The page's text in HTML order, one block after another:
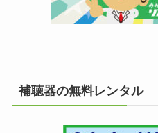
補聴器の無料レンタル